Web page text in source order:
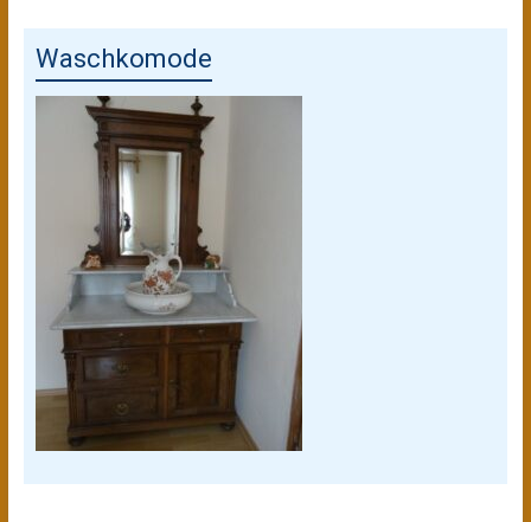
Waschkomode